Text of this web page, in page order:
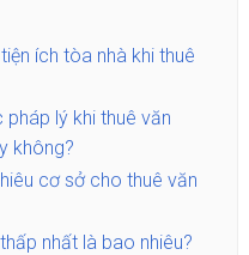
ích tòa nhà khi thuê
lý khi thuê văn
không?
cơ sở cho thuê văn
nhất là bao nhiêu?